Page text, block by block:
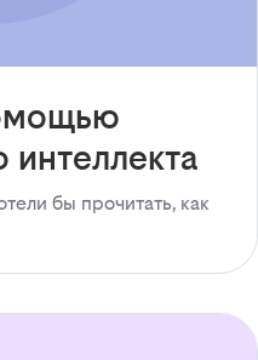
интеллекта
бы прочитать, как